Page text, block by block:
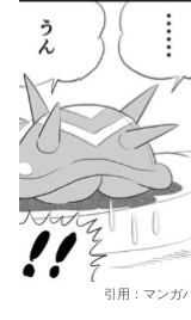
引用：マンガ